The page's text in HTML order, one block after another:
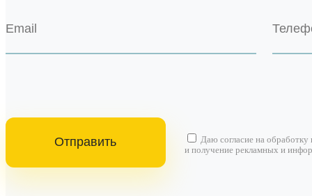
Даю согласие на обработку
и получение рекламных и